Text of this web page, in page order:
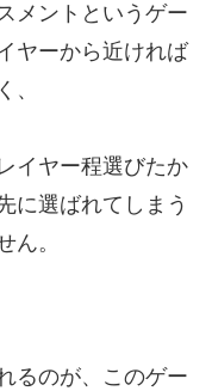
メントというゲー
ヤーから近ければ
、
イヤー程選びたか
に選ばれてしまう
ん。
るのが、このゲー